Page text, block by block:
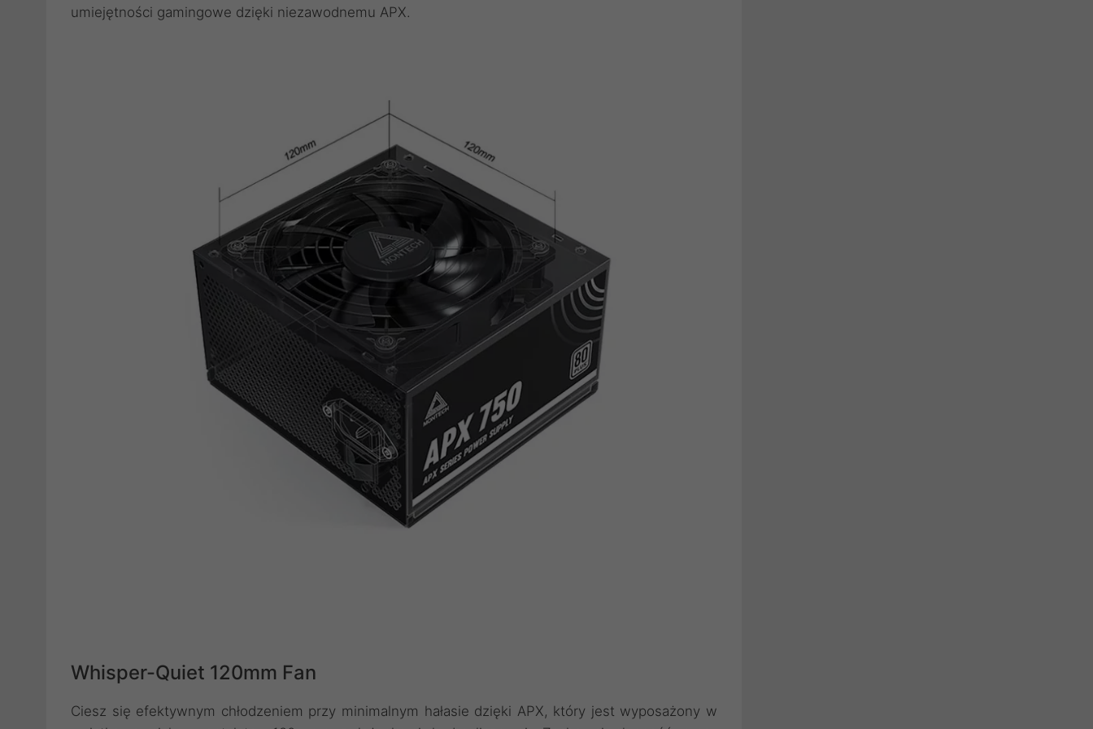
umiejętności gamingowe dzięki niezawodnemu APX.
Whisper-Quiet 120mm Fan
Ciesz się efektywnym chłodzeniem przy minimalnym hałasie dzięki APX, który jest wyposażony w